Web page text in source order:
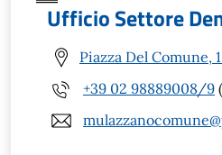
Ufficio Settore
Piazza Del Comune,
+39 02 98889008/9